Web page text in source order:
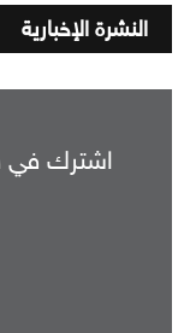
النشرة الإخبارية
اشترك في